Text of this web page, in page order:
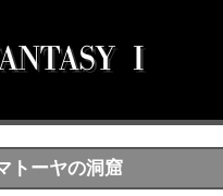
トーヤの洞窟